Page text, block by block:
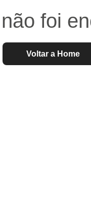
foi
Voltar a Home